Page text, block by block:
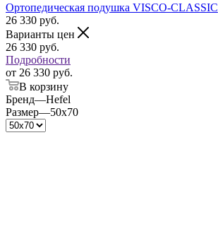
Ортопедическая подушка VISCO-CLASSIC
26 330 руб.
Варианты цен
26 330 руб.
Подробности
от 26 330 руб.
В корзину
Бренд—Hefel
Размер—50x70